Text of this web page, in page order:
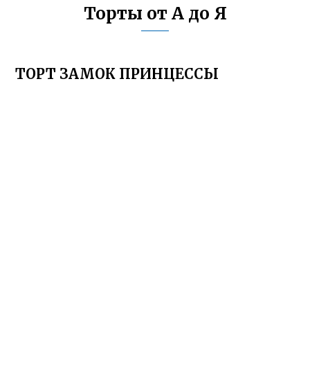
Торты от А до Я
ТОРТ ЗАМОК ПРИНЦЕССЫ